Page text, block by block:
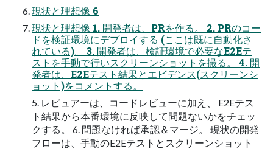
現状と理想像 6
現状と理想像 1. 開発者は、PRを作る。 2. PRのコー
ドを検証環境にデプロイする (ここは既に⾃動化さ
れている)。 3. 開発者は、検証環境で必要なE2Eテ
ストを⼿動で⾏いスクリーンショットを撮る。 4. 開
発者は、E2Eテスト結果とエビデンス(スクリーンシ
ョット)をコメントする。
5. レビュアーは、コードレビューに加え、 E2Eテス
ト結果から本番環境に反映して問題ないかをチェッ
クする。 6. 問題なければ承認＆マージ。 現状の開発
フローは、⼿動のE2Eテストとスクリーンショット